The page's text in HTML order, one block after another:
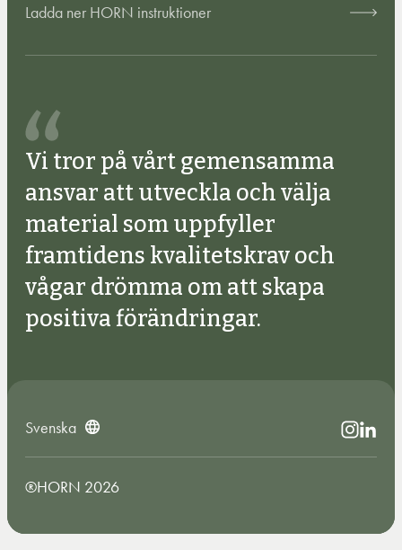
Ladda ner HORN instruktioner
Vi tror på vårt gemensamma
ansvar att utveckla och välja
material som uppfyller
framtidens kvalitetskrav och
vågar drömma om att skapa
positiva förändringar.
®HORN 2026
Svenska